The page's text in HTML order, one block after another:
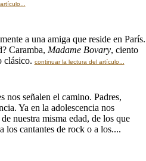
a una amiga que reside en París.
Caramba, Madame Bovary, ciento
clásico. continuar la lectura del artículo...
nos señalen el camino. Padres,
Ya en la adolescencia nos
nuestra misma edad, de los que
los cantantes de rock o a los....